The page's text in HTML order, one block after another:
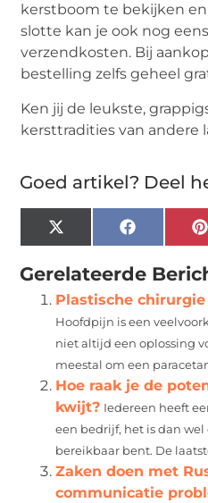
kerstboom te bekijken
slotte kan je ook nog
verzendkosten. Bij
bestelling zelfs geheel
Ken jij de leukste,
kersttradities van andere
Goed artikel? Deel
X
(Twitter)
Facebook
Gerelateerde
Plastische
Hoofdpijn is een
niet altijd een oplossing
meestal om een
Hoe raak je de
kwijt? Iedereen heeft
een bedrijf, het is dan
bereikbaar bent. De
Zaken doen met
communicatie